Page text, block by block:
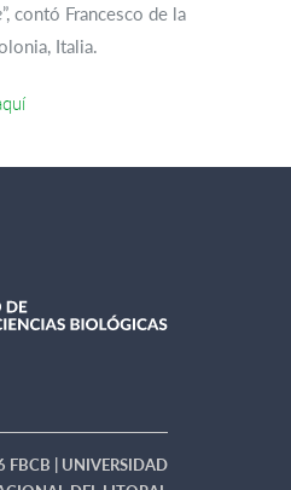
”, contó Francesco de la
Italia.
| UNIVERSIDAD